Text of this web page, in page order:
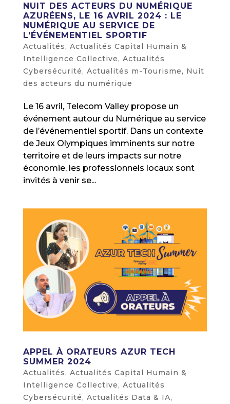
NUIT DES ACTEURS DU NUMÉRIQUE
AZURÉENS, LE 16 AVRIL 2024 : LE
NUMÉRIQUE AU SERVICE DE
L’ÉVÉNEMENTIEL SPORTIF
Actualités, Actualités Capital Humain &
Intelligence Collective, Actualités
Cybersécurité, Actualités m-Tourisme, Nuit
des acteurs du numérique
Le 16 avril, Telecom Valley propose un
événement autour du Numérique au service
de l’événementiel sportif. Dans un contexte
de Jeux Olympiques imminents sur notre
territoire et de leurs impacts sur notre
économie, les professionnels locaux sont
invités à venir se...
APPEL À ORATEURS AZUR TECH
SUMMER 2024
Actualités, Actualités Capital Humain &
Intelligence Collective, Actualités
Cybersécurité, Actualités Data & IA,